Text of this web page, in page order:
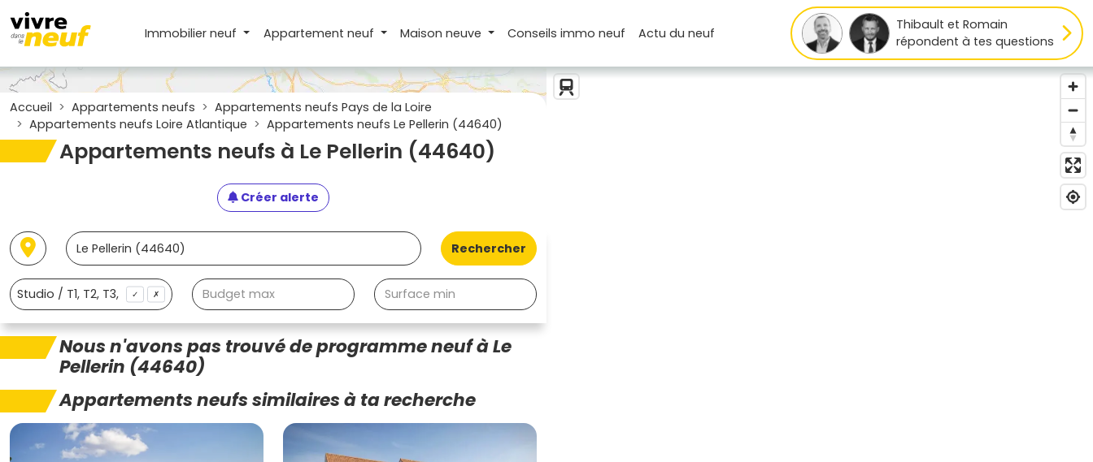
Immobilier neuf Appartement neuf Maison neuve Conseilsimmo neuf Actudu neuf
Thibault et Romain
répondent à tes questions
Accueil Appartements neufs
Appartements neufs Pays de la Loire
Appartements neufs Loire Atlantique
Appartements neufs Le Pellerin (44640)
Appartements neufs à Le Pellerin (44640)
Créer alerte
Rechercher
✓ ✗
Nous n'avons pas trouvé de programme neuf à Le
Pellerin (44640)
Appartements neufs similaires à ta recherche